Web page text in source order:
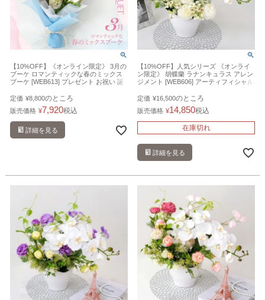
【10%OFF】《オンライン限定》 3月の
ブーケ ロマンティックな春のミックス
ブーケ [WEB613] プレゼント お祝い 誕
ー 造花
定価 ¥8,800のところ
販売価格 ¥7,920税込
詳細を見る
【10%OFF】人気シリーズ 《オンライ
ン限定》 胡蝶蘭 ラナンキュラス アレン
ジメント [WEB606] アーティフィシャル
定価 ¥16,500のところ
販売価格 ¥14,850税込
在庫切れ
詳細を見る